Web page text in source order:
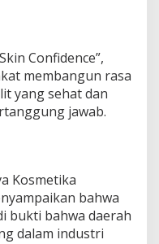
Confidence”,
membangun rasa
yang sehat dan
jawab.
Kosmetika
bahwa
bukti bahwa daerah
dalam industri